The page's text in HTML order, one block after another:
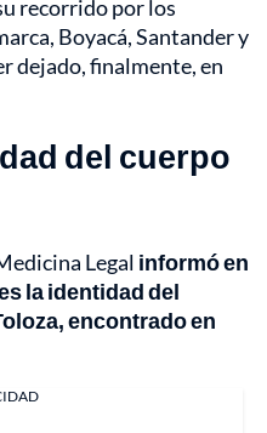
recorrido por los
Boyacá, Santander y
dejado, finalmente, en
del cuerpo
Legal informó en
la identidad del
encontrado en